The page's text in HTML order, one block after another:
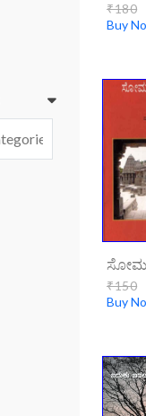
₹180
Buy
₹150
Buy